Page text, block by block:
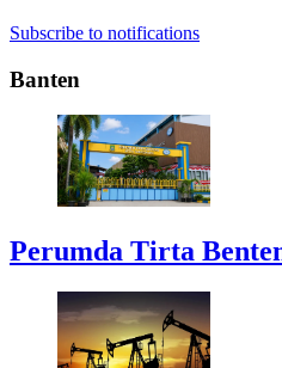
Subscribe to notifications
Banten
Perumda Tirta